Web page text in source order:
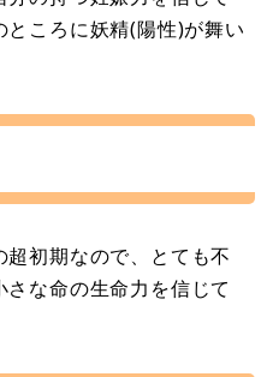
ところに妖精(陽性)が舞い
初期なので、とても不
な命の生命力を信じて